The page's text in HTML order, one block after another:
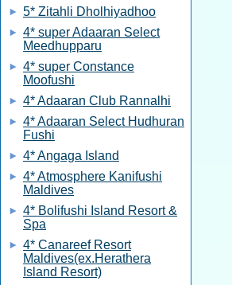
5* Zitahli Dholhiyadhoo
4* super Adaaran Select
Meedhupparu
4* super Constance
Moofushi
4* Adaaran Club Rannalhi
4* Adaaran Select Hudhuran
Fushi
4* Angaga Island
4* Atmosphere Kanifushi
Maldives
4* Bolifushi Island Resort &
Spa
4* Canareef Resort
Maldives(ex.Herathera
Island Resort)